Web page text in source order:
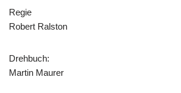
Regie
Robert Ralston
Drehbuch:
Martin Maurer